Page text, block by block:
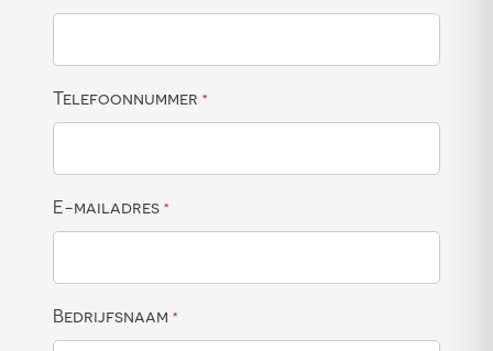
Telefoonnummer *
E-mailadres *
Bedrijfsnaam *